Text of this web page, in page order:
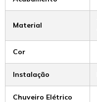
Material
Cor
Instalação
Chuveiro Elétrico